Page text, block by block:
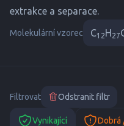
extrakce a separace.
Molekulární vzorec C12H27
Filtrovat Odstranit filtr
Vynikající Dobrá